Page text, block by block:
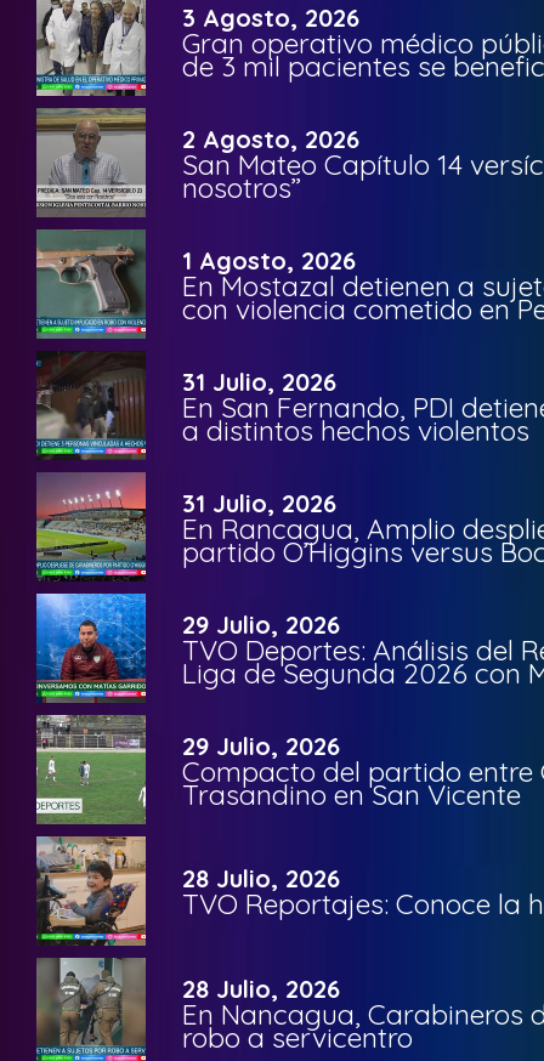
3 Agosto, 2026
Gran operativo médico
de 3 mil pacientes se
2 Agosto, 2026
San Mateo Capítulo 14
nosotros”
1 Agosto, 2026
En Mostazal detienen a
con violencia cometido en
31 Julio, 2026
En San Fernando, PDI
a distintos hechos violentos
31 Julio, 2026
En Rancagua, Amplio
partido O’Higgins versus
29 Julio, 2026
TVO Deportes: Análisis del
Liga de Segunda 2026 con
29 Julio, 2026
Compacto del partido entre
Trasandino en San Vicente
28 Julio, 2026
TVO Reportajes: Conoce la
28 Julio, 2026
En Nancagua, Carabineros
robo a servicentro